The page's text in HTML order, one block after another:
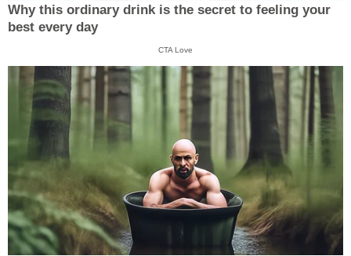
Why this ordinary drink is the secret to feeling your
best every day
CTA Love